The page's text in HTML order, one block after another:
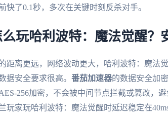
快了0.1秒，多次在关键时刻反杀对手。
玩哈利波特：魔法觉醒？
距离更远，网络波动更大，哈利波特：魔法
据安全要求很高。 番茄加速器的数据安全加
256加密，不会被中间节点拦截或篡改，
玩家玩哈利波特：魔法觉醒时延迟稳定在